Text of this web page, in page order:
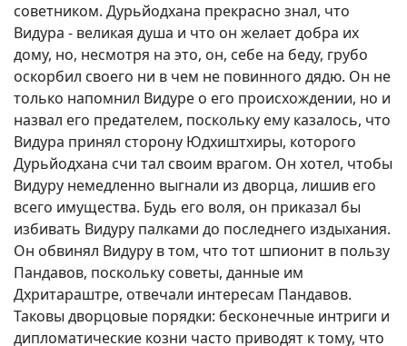
советником. Дурьйодхана прекрасно знал, что
Видура - великая душа и что он желает добра их
дому, но, несмотря на это, он, себе на беду, грубо
оскорбил своего ни в чем не повинного дядю. Он не
только напомнил Видуре о его происхождении, но и
назвал его предателем, поскольку ему казалось, что
Видура принял сторону Юдхиштхиры, которого
Дурьйодхана счи тал своим врагом. Он хотел, чтобы
Видуру немедленно выгнали из дворца, лишив его
всего имущества. Будь его воля, он приказал бы
избивать Видуру палками до последнего издыхания.
Он обвинял Видуру в том, что тот шпионит в пользу
Пандавов, поскольку советы, данные им
Дхритараштре, отвечали интересам Пандавов.
Таковы дворцовые порядки: бесконечные интриги и
дипломатические козни часто приводят к тому, что